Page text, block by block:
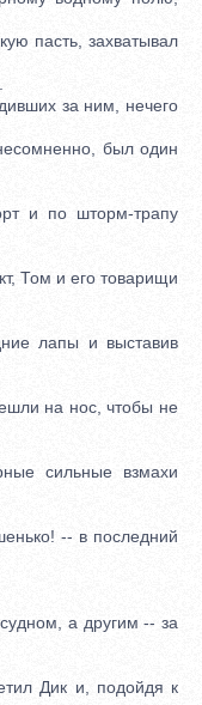
пасть, захватывал
за ним, нечего
был один
и по шторм-трапу
Том и его товарищи
лапы и выставив
на нос, чтобы не
сильные взмахи
-- в последний
а другим -- за
Дик и, подойдя к